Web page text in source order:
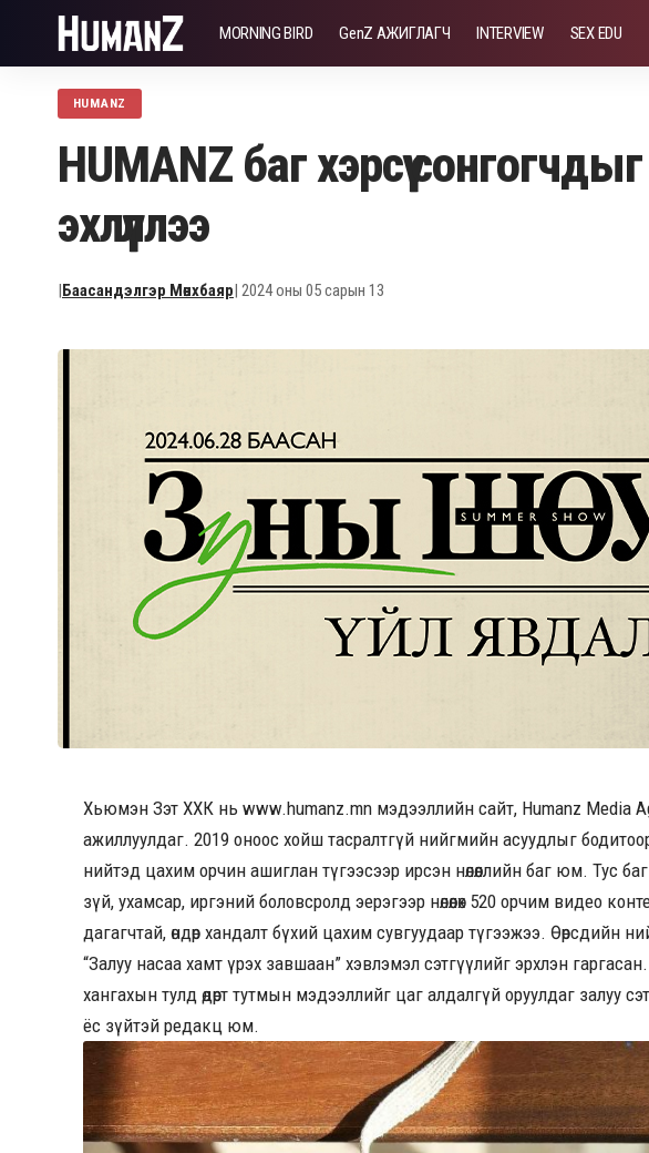
MORNING BIRD GenZ АЖИГЛАГЧ INTERVIEW SEX EDU
HUMANZ
HUMANZ баг хэрсүү
эхлүүллээ
|Баасандэлгэр Мөнхбаяр| 2024 оны 05 сарын 13
Хьюмэн Зэт ХХК ньwww.humanz.mn мэдээллийн сайт, Humanz Media
ажиллуулдаг. 2019 оноос хойш тасралтгүй нийгмийн асуудлыг
нийтэд цахим орчин ашиглан түгээсээр ирсэн нөлөөллийн баг юм. Тус баг
зүй, ухамсар, иргэний боловсролд эерэгээр нөлөөлөх 520 орчим видео
дагагчтай, өндөр хандалт бүхий цахим сувгуудаар түгээжээ. Өөрсдийн
“Залуу насаа хамт үрэх завшаан” хэвлэмэл сэтгүүлийг эрхлэн
хангахын тулд өдөрт тутмын мэдээллийг цаг алдалгүй оруулдаг залуу
ёс зүйтэй редакц юм.